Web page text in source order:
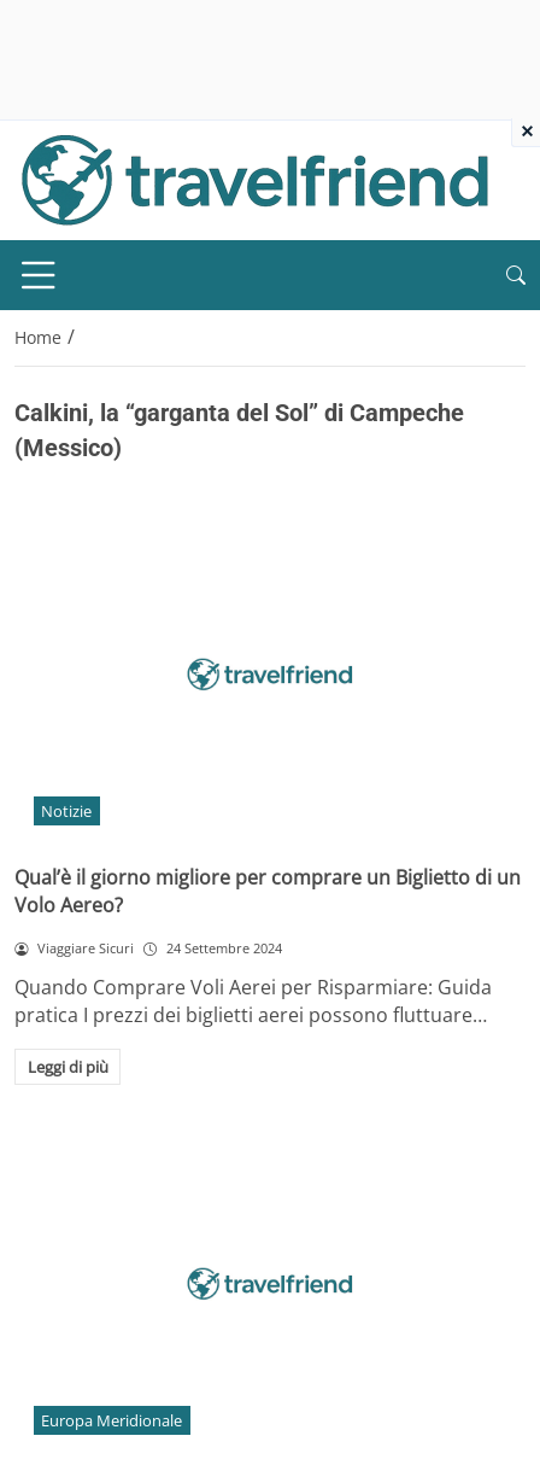
Home /
Calkini, la “garganta del Sol” di Campeche
(Messico)
Notizie
Qual’è il giorno migliore per comprare un Biglietto di un
Volo Aereo?
Viaggiare Sicuri 24 Settembre 2024
Quando Comprare Voli Aerei per Risparmiare: Guida
pratica I prezzi dei biglietti aerei possono fluttuare…
Leggi di più
Europa Meridionale
×